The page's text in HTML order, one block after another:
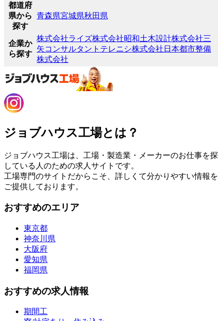
都道府
県から
探す
青森県宮城県秋田県
企業か
ら探す
株式会社ライズ株式会社昭和土木設計株式会社三
矢コンサルタント テレニシ株式会社 日本都市整備
株式会社
ジョブハウス工場とは？
ジョブハウス工場は、工場・製造業・メーカーのお仕事を探
している人のための求人サイトです。
工場専門のサイトだからこそ、詳しくて分かりやすい情報を
ご提供しております。
おすすめのエリア
東京都
神奈川県
大阪府
愛知県
福岡県
おすすめの求人情報
期間工